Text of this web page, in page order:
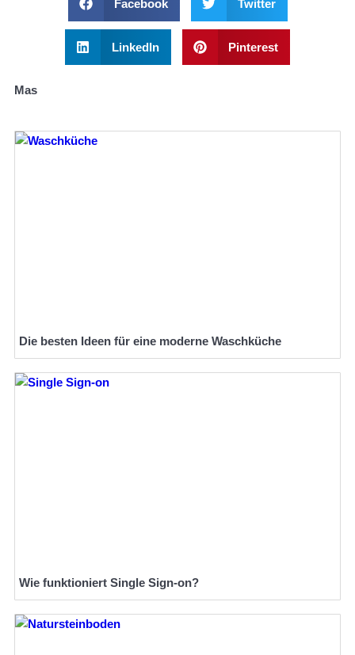
Facebook Twitter
LinkedIn Pinterest
Mas
Die besten Ideen für eine moderne Waschküche
Wie funktioniert Single Sign-on?